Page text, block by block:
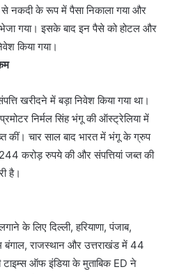
नकदी के रूप में पैसा निकाला गया और
गया। इसके बाद इन पैसे को होटल और
किया गया।
खरीदने में बड़ा निवेश किया गया था।
निर्मल सिंह भंगू की ऑस्ट्रेलिया में
कीं। चार साल बाद भारत में भंगू के ग्रुप
करोड़ रुपये की और संपत्तियां जब्त की
है।
के लिए दिल्ली, हरियाणा, पंजाब,
बंगाल, राजस्थान और उत्तराखंड में 44
टाइम्स ऑफ इंडिया के मुताबिक ED ने